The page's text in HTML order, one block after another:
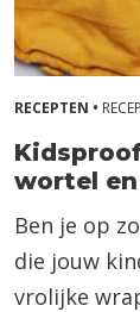
RECEPTEN •
wortel
Ben je op
die jouw
vrolijke